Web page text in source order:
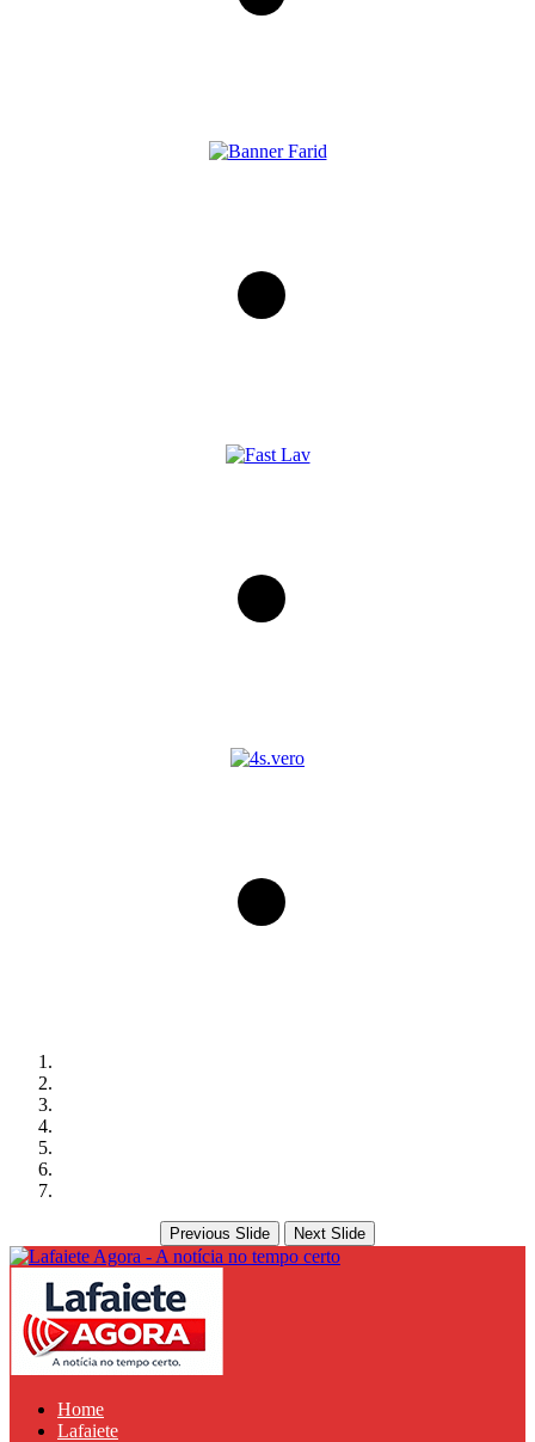
Previous Slide Next Slide
Home
Lafaiete